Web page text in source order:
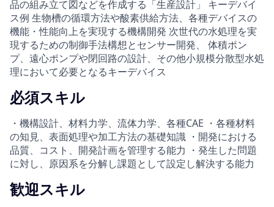
品の組み立て図などを作成する「生産設計」 キーデバイ
ス例 生物槽の循環方法や酸素供給方法、各種デバイスの
機能・性能向上を実現する機構開発 次世代の水処理を実
現するための制御手法構想とセンサー開発、 体積ポン
プ、遠心ポンプや閉回路の設計、その他小規模分散型水処
理において必要となるキーデバイス
必須スキル
・機構設計、材料力学、流体力学、各種CAE ・各種材料
の知見、表面処理や加工方法の基礎知識 ・開発における
品質、コスト、開発計画を管理する能力 ・発生した問題
に対し、原因系を分解し課題として設定し解決する能力
歓迎スキル